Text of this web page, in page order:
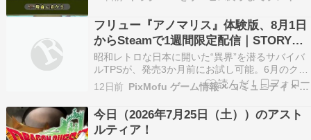
年8月1日(土)までのものです。この週は、8月1日
も含まれるので月課も新しく更新されます????ド
ラゴンクエストXラン…
フリュー『アノマリス』体験版、8月1日
からSteamで1週間限定配信｜STORY難
易度と常時ダッシュを追加
昭和レトロな日本に開いた“異界”を潜るサバイバ
ルTPSが、発売3か月前にお試し可能。6月のクロ
ーズドテストの声を反映した調整入りで、期間は
8月8日までにゃ。
12日前 PixMofu ゲーム情報 × コミュニティ × 自作アプリ
今日（2026年7月25日（土））のアスト
ルティア！